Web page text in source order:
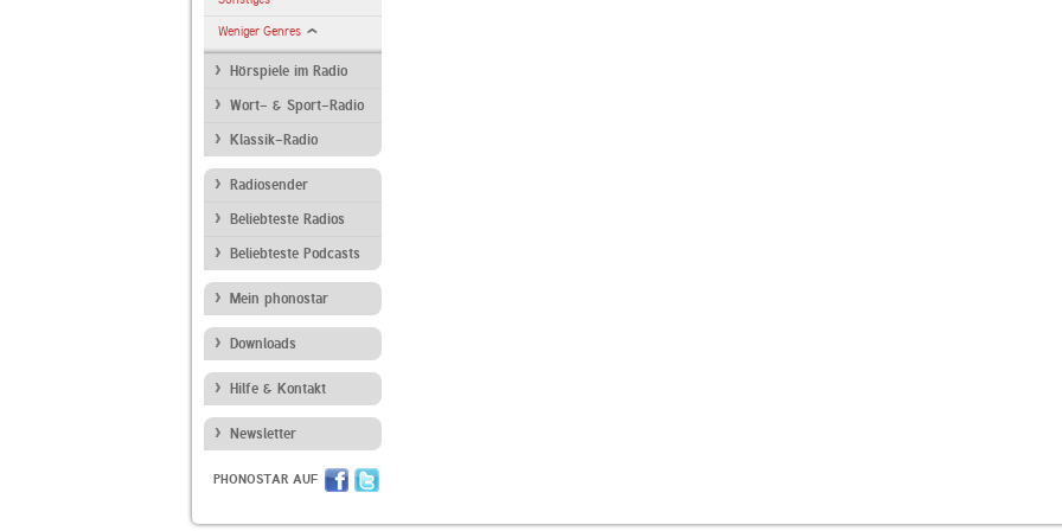
Weniger Genres
Hörspiele im Radio
Wort- & Sport-Radio
Klassik-Radio
Radiosender
Beliebteste Radios
Beliebteste Podcasts
Mein phonostar
Downloads
Hilfe & Kontakt
Newsletter
PHONOSTAR AUF